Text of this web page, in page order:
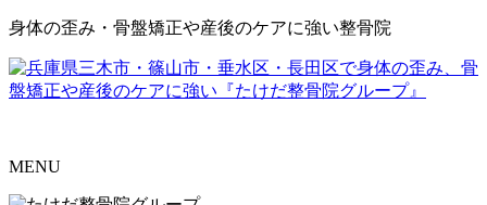
身体の歪み・骨盤矯正や産後のケアに強い整骨院
MENU